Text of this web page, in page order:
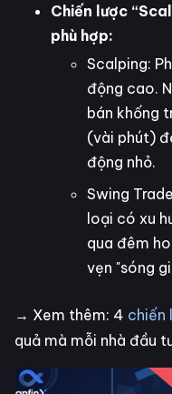
Chiến lược
phù hợp:
Scalping:
động cao.
bán khống
(vài phút)
động nhỏ.
Swing
loại có xu
qua đêm
vẹn "sóng
→ Xem thêm: 4 chiến
quả mà mỗi nhà đầu